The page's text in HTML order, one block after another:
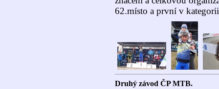
62.místo a první v
Druhý závod ČP MTB.